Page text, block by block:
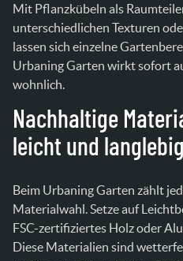
Mit Pflanzkübeln als
unterschiedlichen Texturen
lassen sich einzelne
Urbaning Garten wirkt sofort
wohnlich.
Nachhaltige
leicht und langlebig
Beim Urbaning Garten zählt
Materialwahl. Setze auf
FSC-zertifiziertes Holz oder
Diese Materialien sind